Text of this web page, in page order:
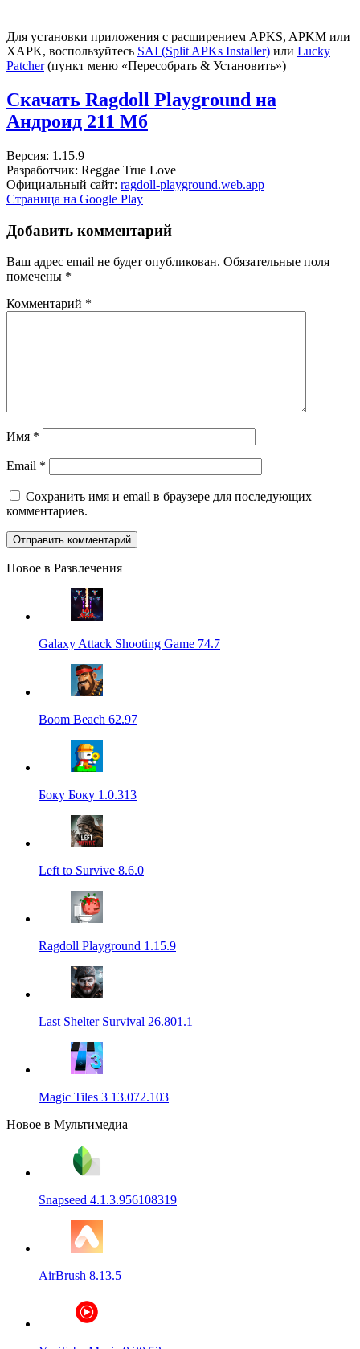
Для установки приложения с расширением APKS, APKM или
XAPK, воспользуйтесь SAI (Split APKs Installer) или Lucky
Patcher(пункт меню «Пересобрать & Установить»)
Скачать Ragdoll Playground на
Андроид 211 Мб
Версия: 1.15.9
Разработчик: Reggae True Love
Официальный сайт: ragdoll-playground.web.app
Страница на Google Play
Добавить комментарий
Ваш адрес email не будет опубликован. Обязательные поля
помечены *
Комментарий *
Имя *
Email *
Сохранить имя и email в браузере для последующих
комментариев.
Новое в Развлечения
Galaxy Attack Shooting Game 74.7
Boom Beach 62.97
Боку Боку 1.0.313
Left to Survive 8.6.0
Ragdoll Playground 1.15.9
Last Shelter Survival 26.801.1
Magic Tiles 3 13.072.103
Новое в Мультимедиа
Snapseed 4.1.3.956108319
AirBrush 8.13.5